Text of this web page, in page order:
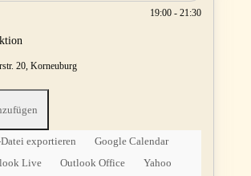
19:00 - 21:30
20, Korneuburg
exportieren
Google Calendar
Live
Outlook Office
Yahoo